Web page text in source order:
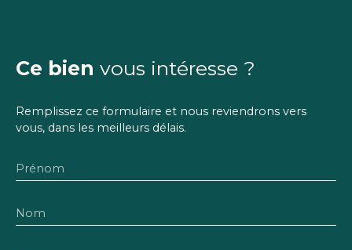
Ce bien vous intéresse ?
Remplissez ce formulaire et nous reviendrons vers
vous, dans les meilleurs délais.
Prénom
Nom